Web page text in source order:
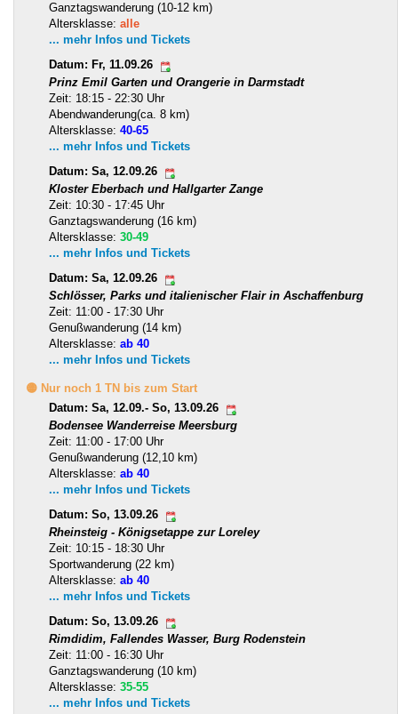
Ganztagswanderung (10-12 km)
Altersklasse: alle
... mehr Infos und Tickets
Datum: Fr, 11.09.26
Prinz Emil Garten und Orangerie in Darmstadt
Zeit: 18:15 - 22:30 Uhr
Abendwanderung(ca. 8 km)
Altersklasse: 40-65
... mehr Infos und Tickets
Datum: Sa, 12.09.26
Kloster Eberbach und Hallgarter Zange
Zeit: 10:30 - 17:45 Uhr
Ganztagswanderung (16 km)
Altersklasse: 30-49
... mehr Infos und Tickets
Datum: Sa, 12.09.26
Schlösser, Parks und italienischer Flair in Aschaffenburg
Zeit: 11:00 - 17:30 Uhr
Genußwanderung (14 km)
Altersklasse: ab 40
... mehr Infos und Tickets
🟡 Nur noch 1 TN bis zum Start
Datum: Sa, 12.09.- So, 13.09.26
Bodensee Wanderreise Meersburg
Zeit: 11:00 - 17:00 Uhr
Genußwanderung (12,10 km)
Altersklasse: ab 40
... mehr Infos und Tickets
Datum: So, 13.09.26
Rheinsteig - Königsetappe zur Loreley
Zeit: 10:15 - 18:30 Uhr
Sportwanderung (22 km)
Altersklasse: ab 40
... mehr Infos und Tickets
Datum: So, 13.09.26
Rimdidim, Fallendes Wasser, Burg Rodenstein
Zeit: 11:00 - 16:30 Uhr
Ganztagswanderung (10 km)
Altersklasse: 35-55
... mehr Infos und Tickets